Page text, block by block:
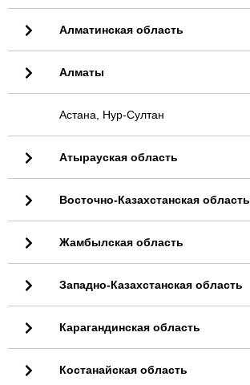
Алматинская область
Алматы
Астана, Нур-Султан
Атырауская область
Восточно-Казахстанская область
Жамбылская область
Западно-Казахстанская область
Карагандинская область
Костанайская область